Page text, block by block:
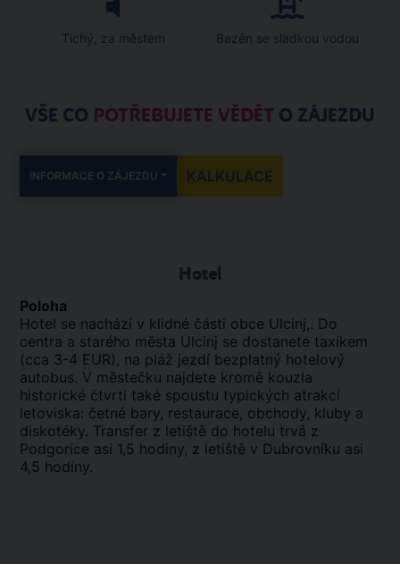
Tichý, za městem Bazén se sladkou vodou
VŠE CO POTŘEBUJETE VĚDĚT O ZÁJEZDU
INFORMACE O ZÁJEZDU KALKULACE
Hotel
Poloha
Hotel se nachází v klidné části obce Ulcinj,. Do
centra a starého města Ulcinj se dostanete taxíkem
(cca 3-4 EUR), na pláž jezdí bezplatný hotelový
autobus. V městečku najdete kromě kouzla
historické čtvrti také spoustu typických atrakcí
letoviska: četné bary, restaurace, obchody, kluby a
diskotéky. Transfer z letiště do hotelu trvá z
Podgorice asi 1,5 hodiny, z letiště v Dubrovníku asi
4,5 hodiny.